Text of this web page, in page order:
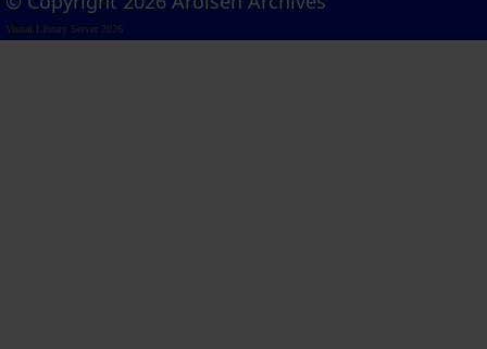
Visual Library Server 2026